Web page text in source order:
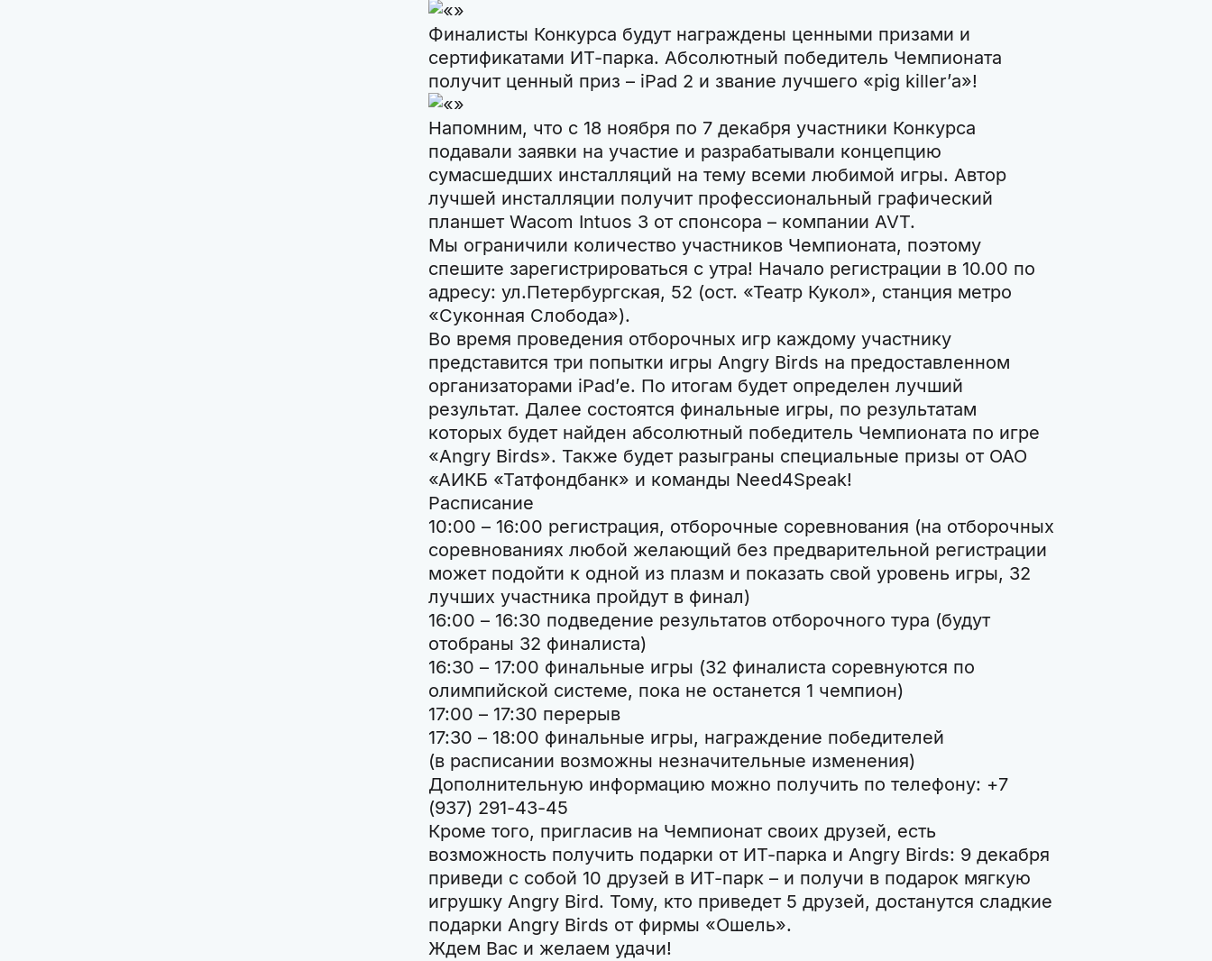
Финалисты Конкурса будут награждены ценными призами и
сертификатами ИТ-парка. Абсолютный победитель Чемпионата
получит ценный приз – iPad 2 и звание лучшего «pig killer’а»!
Напомним, что с 18 ноября по 7 декабря участники Конкурса
подавали заявки на участие и разрабатывали концепцию
сумасшедших инсталляций на тему всеми любимой игры. Автор
лучшей инсталляции получит профессиональный графический
планшет Wacom Intuos 3 от спонсора – компании AVT.
Мы ограничили количество участников Чемпионата, поэтому
спешите зарегистрироваться с утра! Начало регистрации в 10.00 по
адресу: ул.Петербургская, 52 (ост. «Театр Кукол», станция метро
«Суконная Слобода»).
Во время проведения отборочных игр каждому участнику
представится три попытки игры Angry Birds на предоставленном
организаторами iPad’е. По итогам будет определен лучший
результат. Далее состоятся финальные игры, по результатам
которых будет найден абсолютный победитель Чемпионата по игре
«Angry Birds». Также будет разыграны специальные призы от ОАО
«АИКБ «Татфондбанк» и команды Need4Speak!
Расписание
10:00 – 16:00 регистрация, отборочные соревнования (на отборочных
соревнованиях любой желающий без предварительной регистрации
может подойти к одной из плазм и показать свой уровень игры, 32
лучших участника пройдут в финал)
16:00 – 16:30 подведение результатов отборочного тура (будут
отобраны 32 финалиста)
16:30 – 17:00 финальные игры (32 финалиста соревнуются по
олимпийской системе, пока не останется 1 чемпион)
17:00 – 17:30 перерыв
17:30 – 18:00 финальные игры, награждение победителей
(в расписании возможны незначительные изменения)
Дополнительную информацию можно получить по телефону: +7
(937) 291-43-45
Кроме того, пригласив на Чемпионат своих друзей, есть
возможность получить подарки от ИТ-парка и Angry Birds: 9 декабря
приведи с собой 10 друзей в ИТ-парк – и получи в подарок мягкую
игрушку Angry Bird. Тому, кто приведет 5 друзей, достанутся сладкие
подарки Angry Birds от фирмы «Ошель».
Ждем Вас и желаем удачи!